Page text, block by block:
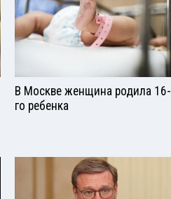
В Москве женщина родила 16-
го ребенка